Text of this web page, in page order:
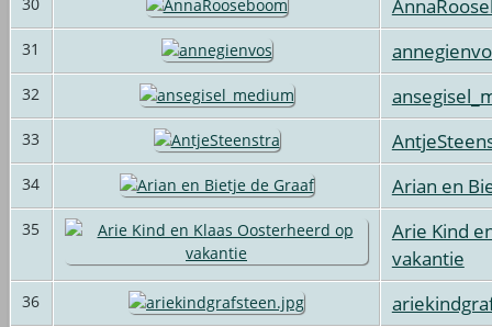
30
31
32
33
34 Arian en
35
Arie Kind
vakantie
36